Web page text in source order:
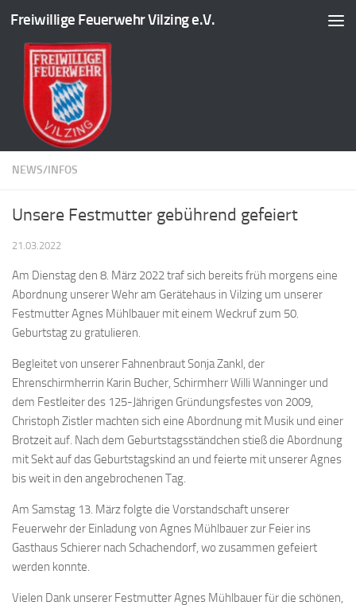
Zum Inhalt springen
Freiwillige Feuerwehr Vilzing e.V.
NEWS/INFOS
Unsere Festmutter gebührend gefeiert
21.03.2022
Am Dienstag den 8. März 2022 traf sich bereits früh morgens eine
Abordnung unserer Wehr am Gerätehaus in Vilzing um unserer
Festmutter Agnes Mühlbauer mit einem Weckruf zum 50.
Geburtstag zu gratulieren.
Begleitet von unserer Fahnenbraut Sonja Zankl, der
Ehrenschirmherrin Karin Bucher, Schirmherr Willi Wanninger und
dem Festleiter des 125-Jährigen Gründungsfestes von 2009,
Christoph Zistler machten sich eine Abordnung mit Musik und einer
Brotzeit auf. Nach dem Geburtstagsständchen stieß die Abordnung
mit Sekt auf das Geburtstagskind an und feierte mit unserer Agnes
bis weit in den angebrochenen Tag.
Am Samstag 13. März folgte die Vorstandschaft unserer
Feuerwehr der Einladung von Agnes Mühlbauer zur Feier ins
Gasthaus Schierer nach Schachendorf, wo zusammen gefeiert
werden konnte.
Vielen Dank unserer Festmutter Agnes Mühlbauer für die schönen,